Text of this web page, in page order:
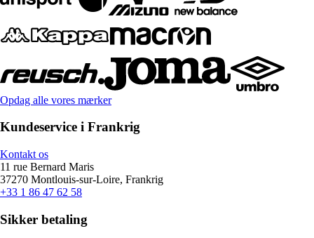
Opdag alle vores mærker
Kundeservice i Frankrig
Kontakt os
11 rue Bernard Maris
37270 Montlouis-sur-Loire, Frankrig
+33 1 86 47 62 58
Sikker betaling